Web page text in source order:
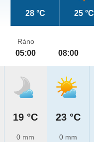
28 °C 25 °C
Ráno
05:00
19 °C
0 mm
08:00
23 °C
0 mm